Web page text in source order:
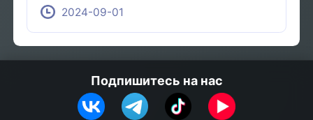
2024-09-01
Подпишитесь на нас